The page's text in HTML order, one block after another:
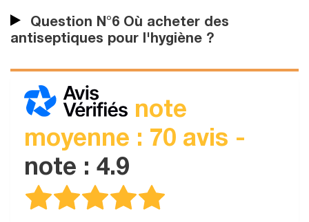
Question N°6 Où acheter des
antiseptiques pour l'hygiène ?
note
moyenne : 70 avis -
note : 4.9